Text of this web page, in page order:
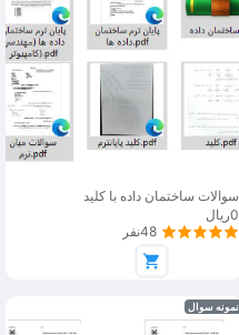
سوالات ساختمان داده با کلید
0ریال
48نفر
نمونه سوال